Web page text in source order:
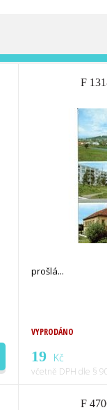
F
prošlá
VYPRODÁNO
19 Kč
včetně DPH dle §
F